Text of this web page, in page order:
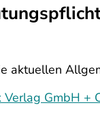
aktuellen
GmbH +